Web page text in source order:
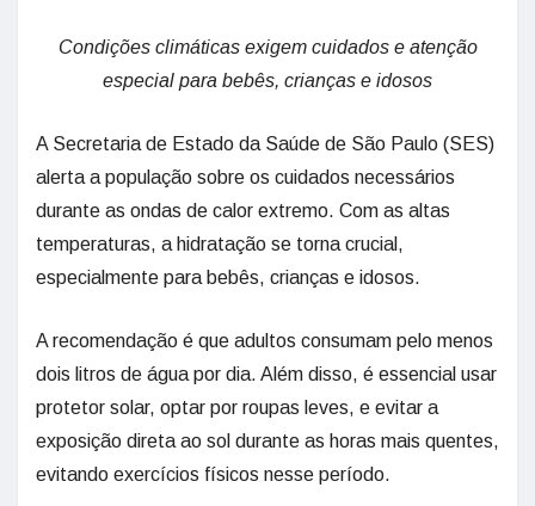
Condições climáticas exigem cuidados e atenção
especial para bebês, crianças e idosos
A Secretaria de Estado da Saúde de São Paulo (SES)
alerta a população sobre os cuidados necessários
durante as ondas de calor extremo. Com as altas
temperaturas, a hidratação se torna crucial,
especialmente para bebês, crianças e idosos.
A recomendação é que adultos consumam pelo menos
dois litros de água por dia. Além disso, é essencial usar
protetor solar, optar por roupas leves, e evitar a
exposição direta ao sol durante as horas mais quentes,
evitando exercícios físicos nesse período.